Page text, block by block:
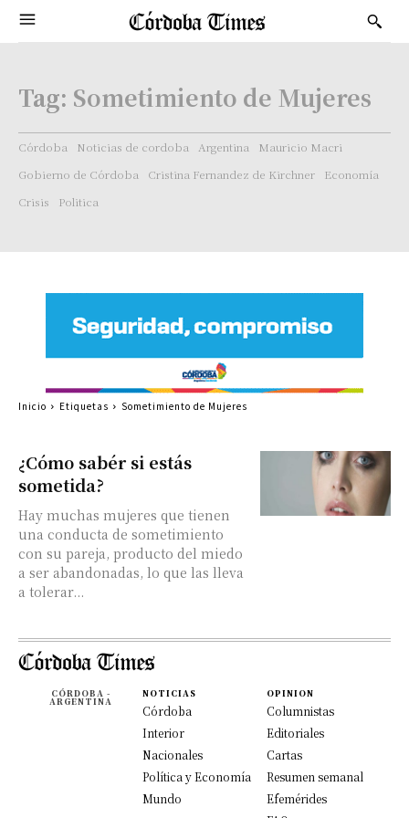
Tag: Sometimiento de Mujeres
Córdoba Noticias de cordoba Argentina
Mauricio Macri
Gobierno de Córdoba
Cristina Fernandez de Kirchner
Economía
Crisis
Politica
¿Cómo sabér si estás
sometida?
Hay muchas mujeres que tienen
una conducta de sometimiento
con su pareja, producto del miedo
a ser abandonadas, lo que las lleva
a tolerar...
Inicio Etiquetas Sometimiento de Mujeres
CÓRDOBA -
ARGENTINA
NOTICIAS
Córdoba
Interior
Nacionales
Política y Economía
Mundo
OPINION
Columnistas
Editoriales
Cartas
Resumen semanal
Efemérides